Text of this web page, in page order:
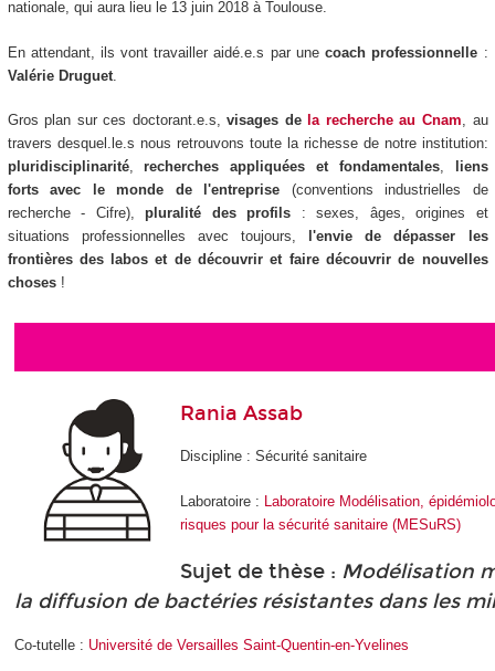
nationale, qui aura lieu le 13 juin 2018 à Toulouse.
En attendant, ils vont travailler aidé.e.s par unecoach professionnelle :
Valérie Druguet.
Gros plan sur ces doctorant.e.s,visages de la recherche au Cnam, au
travers desquel.le.s nous retrouvons toute la richesse de notre institution:
pluridisciplinarité,recherches appliquées et fondamentales,
liens
forts avec le monde de l'entreprise (conventions industrielles de
recherche - Cifre), pluralité des profils : sexes, âges, origines et
situations professionnelles avec toujours, l'envie de dépasser les
frontières des labos et de découvrir et faire découvrir de nouvelles
choses!
Rania Assab
Discipline : Sécurité sanitaire
Laboratoire :
Laboratoire Modélisation,
risques pour la sécurité sanitaire (MESuRS)
Sujet de thèse : Modélisation
la diffusion de bactéries résistantes dans les
Co-tutelle : Université de Versailles Saint-Quentin-en-Yvelines